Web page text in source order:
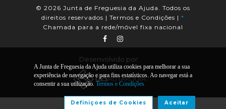
© 2026 Junta de Freguesia da Ajuda. Todos os
direitos reservados | Termos e Condições | *
Chamada para a rede/móvel fixa nacional
Desenvolvido por:
A Junta de Freguesia da Ajuda utiliza cookies para melhorar a sua
experiência de navegação e para fins estatísticos. Ao navegar está a
consentir a sua utilização. Termos e Condições
Aceitar
Definiçoes de Cookies